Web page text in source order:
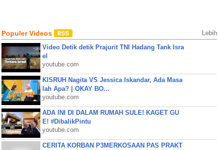
Populer Videos Lebih
Video Detik detik Prajurit TNI Hadang Tank Isra
el
youtube.com
KISRUH Nagita VS Jessica Iskandar, Ada Masa
lah Apa? | OKAY BO...
youtube.com
ADA INI DI DALAM RUMAH SULE! KAGET GU
E! #DibalikPintu
youtube.com
CERITA KORBAN P3MERKOSAAN PAS PRAKT